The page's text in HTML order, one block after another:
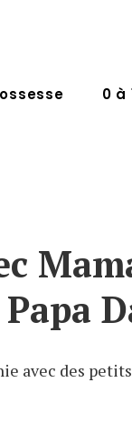
0 à
avec des